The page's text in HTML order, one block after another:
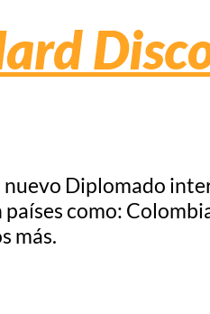
nuevo Diplomado
como:
más.